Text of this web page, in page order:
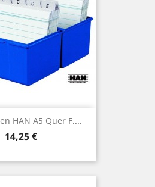
HAN A5 Quer F....
Preis
14,25 €